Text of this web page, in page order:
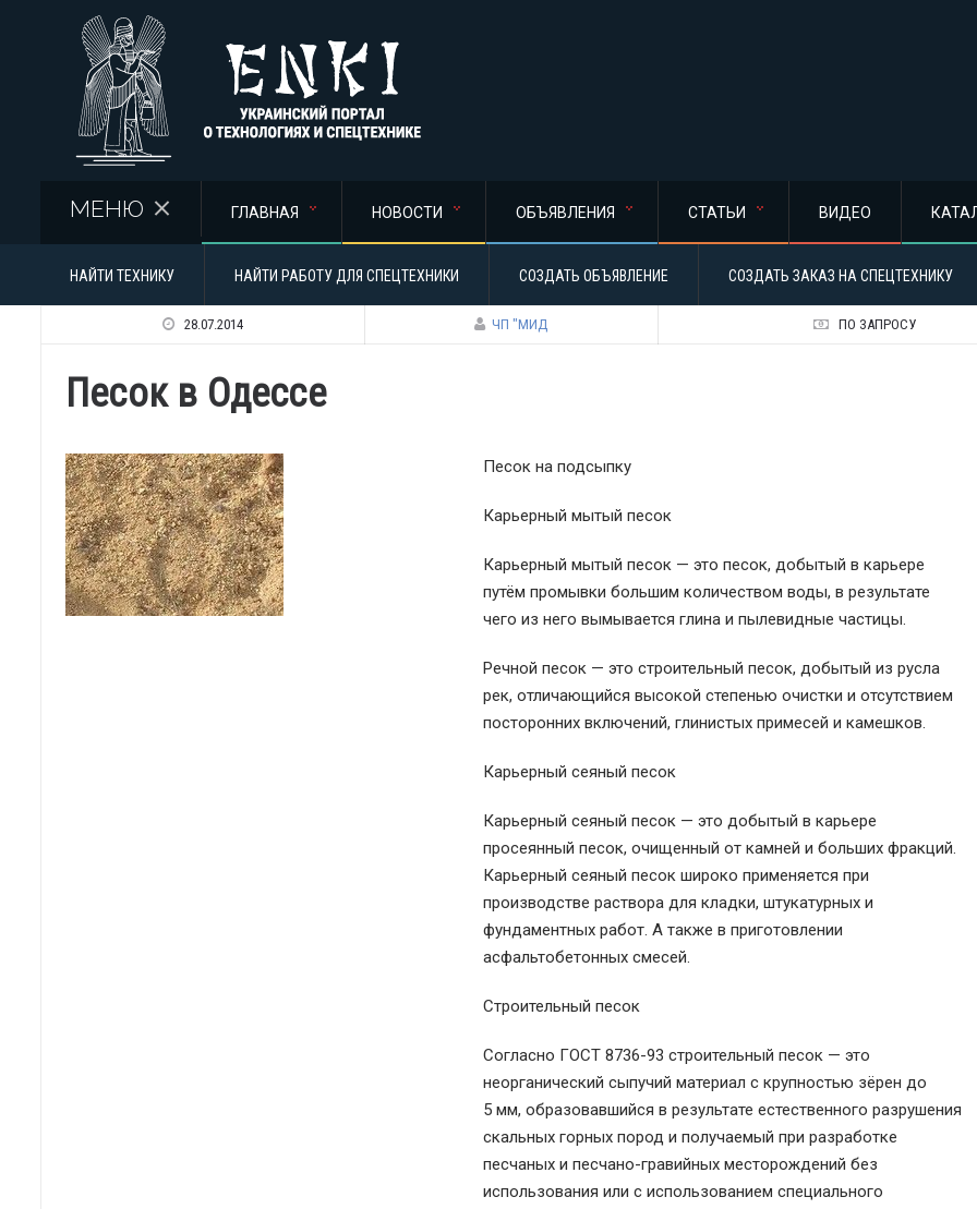
МЕНЮ ГЛАВНАЯ НОВОСТИ ОБЪЯВЛЕНИЯ СТАТЬИ ВИДЕО
НАЙТИ ТЕХНИКУ НАЙТИ РАБОТУ ДЛЯ СПЕЦТЕХНИКИ СОЗДАТЬ ОБЪЯВЛЕНИЕ СОЗДАТЬ ЗАКАЗ НА СПЕЦТЕХНИКУ
28.07.2014 ЧП "МИД ПО ЗАПРОСУ
Песок в Одессе
Песок на подсыпку
Карьерный мытый песок
Карьерный мытый песок — это песок, добытый в карьере
путём промывки большим количеством воды, в результате
чего из него вымывается глина и пылевидные частицы.
Речной песок — это строительный песок, добытый из русла
рек, отличающийся высокой степенью очистки и отсутствием
посторонних включений, глинистых примесей и камешков.
Карьерный сеяный песок
Карьерный сеяный песок — это добытый в карьере
просеянный песок, очищенный от камней и больших фракций.
Карьерный сеяный песок широко применяется при
производстве раствора для кладки, штукатурных и
фундаментных работ. А также в приготовлении
асфальтобетонных смесей.
Строительный песок
Согласно ГОСТ 8736-93 строительный песок — это
неорганический сыпучий материал с крупностью зёрен до
5 мм, образовавшийся в результате естественного разрушения
скальных горных пород и получаемый при разработке
песчаных и песчано-гравийных месторождений без
использования или с использованием специального